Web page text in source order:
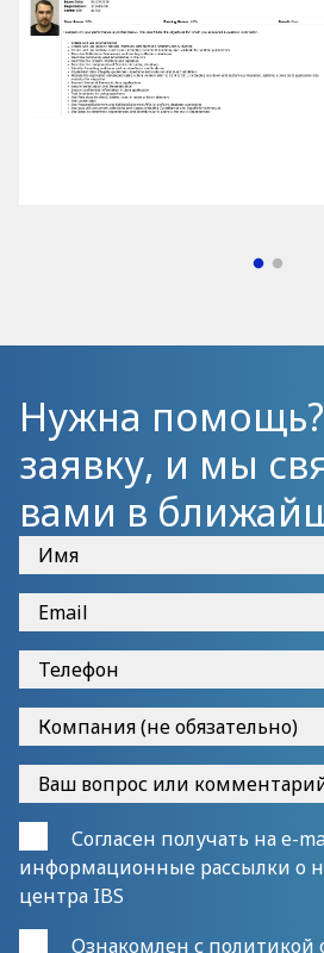
Нужна помощь?
заявку, и мы
вами в
Согласен получать на e-
информационные рассылки о
центра IBS
Ознакомлен с политикой